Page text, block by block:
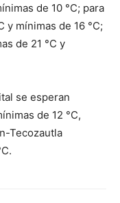
de 10 °C; para
y mínimas de 16 °C;
de 21 °C y
se esperan
de 12 °C,
Tecozautla